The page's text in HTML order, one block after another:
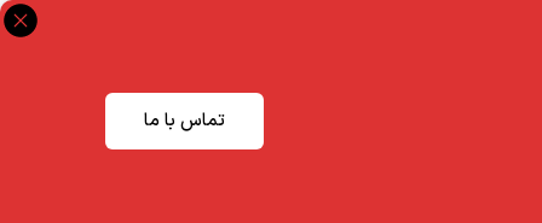
تماس با ما